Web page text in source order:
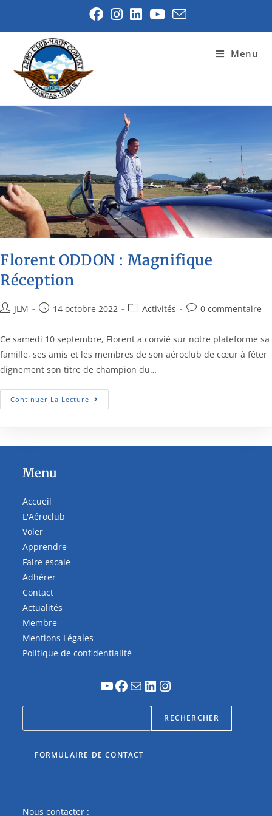
Menu
Florent ODDON : Magnifique
Réception
JLM 14 octobre 2022 Activités 0 commentaire
Ce samedi 10 septembre, Florent a convié sur notre plateforme sa
famille, ses amis et les membres de son aéroclub de cœur à fêter
dignement son titre de champion du…
Continuer La Lecture
Menu
Accueil
L'Aéroclub
Voler
Apprendre
Faire escale
Adhérer
Contact
Actualités
Membre
Mentions Légales
Politique de confidentialité
RECHERCHER
FORMULAIRE DE CONTACT
Nous contacter :